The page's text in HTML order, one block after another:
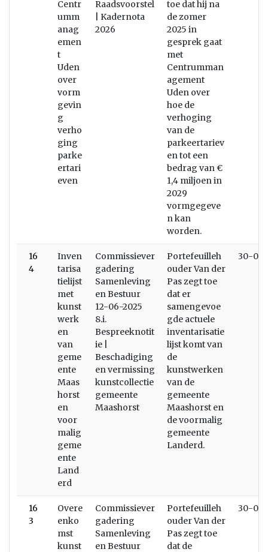
Centr
umm
anag
emen
t
Uden
over
vorm
gevin
g
verho
ging
parke
ertari
even
Raadsvoorstel
| Kadernota
2026
toe dat hij na
de zomer
2025 in
gesprek gaat
met
Centrumman
agement
Uden over
hoe de
verhoging
van de
parkeertariev
en tot een
bedrag van €
1,4 miljoen in
2029
vormgegeve
n kan
worden.
16
4
Inven
tarisa
tielijst
met
kunst
werk
en
van
geme
ente
Maas
horst
en
voor
malig
geme
ente
Land
erd
Commissiever
gadering
Samenleving
en Bestuur
12-06-2025
8.i.
Bespreeknotit
ie |
Beschadiging
en vermissing
kunstcollectie
gemeente
Maashorst
Portefeuilleh
ouder Van der
Pas zegt toe
dat er
samengevoe
gde actuele
inventarisatie
lijst komt van
de
kunstwerken
van de
gemeente
Maashorst en
de voormalig
gemeente
Landerd.
30-09-
16
3
Overe
enko
mst
kunst
Commissiever
gadering
Samenleving
en Bestuur
Portefeuilleh
ouder Van der
Pas zegt toe
dat de
30-09-